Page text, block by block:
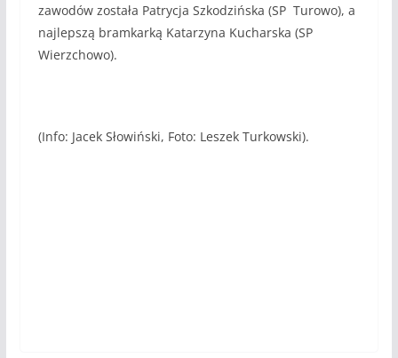
zawodów została Patrycja Szkodzińska (SP Turowo), a
najlepszą bramkarką Katarzyna Kucharska (SP
Wierzchowo).
(Info: Jacek Słowiński, Foto: Leszek Turkowski).